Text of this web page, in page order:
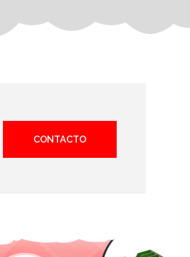
CONTACTO